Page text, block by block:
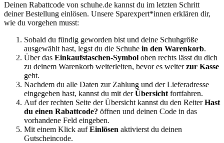
Deinen Rabattcode von schuhe.de kannst du im letzten Schritt
deiner Bestellung einlösen. Unsere Sparexpert*innen erklären dir,
wie du vorgehen musst:
Sobald du fündig geworden bist und deine Schuhgröße
ausgewählt hast, legst du die Schuhe in den Warenkorb.
Über das Einkaufstaschen-Symbol oben rechts lässt du dich
zu deinem Warenkorb weiterleiten, bevor es weiterzur Kasse
geht.
Nachdem du alle Daten zur Zahlung und der Lieferadresse
eingegeben hast, kannst du mit derÜbersicht fortfahren.
Auf der rechten Seite der Übersicht kannst du den ReiterHast
du einen Rabattcode? öffnen und deinen Code in das
vorhandene Feld eingeben.
Mit einem Klick aufEinlösen aktivierst du deinen
Gutscheincode.